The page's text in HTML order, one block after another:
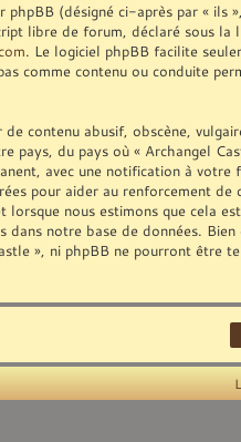
(désigné ci-après par « ils
libre de forum, déclaré sous la
. Le logiciel phpBB facilite
comme contenu ou conduite
de contenu abusif, obscène,
pays, du pays où « Archangel
avec une notification à votre
pour aider au renforcement
lorsque nous estimons que cela
dans notre base de données.
», ni phpBB ne pourront être